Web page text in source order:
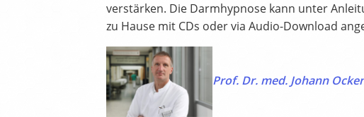
verstärken. Die Darmhypnose kann unter
zu Hause mit CDs oder via Audio-Download
Prof. Dr. med. Johann